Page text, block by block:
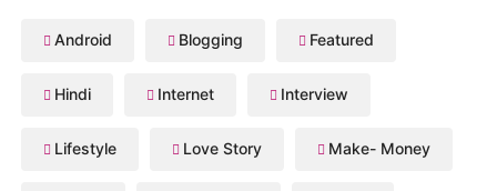
Android Blogging Featured
Hindi Internet Interview
Lifestyle Love Story Make- Money